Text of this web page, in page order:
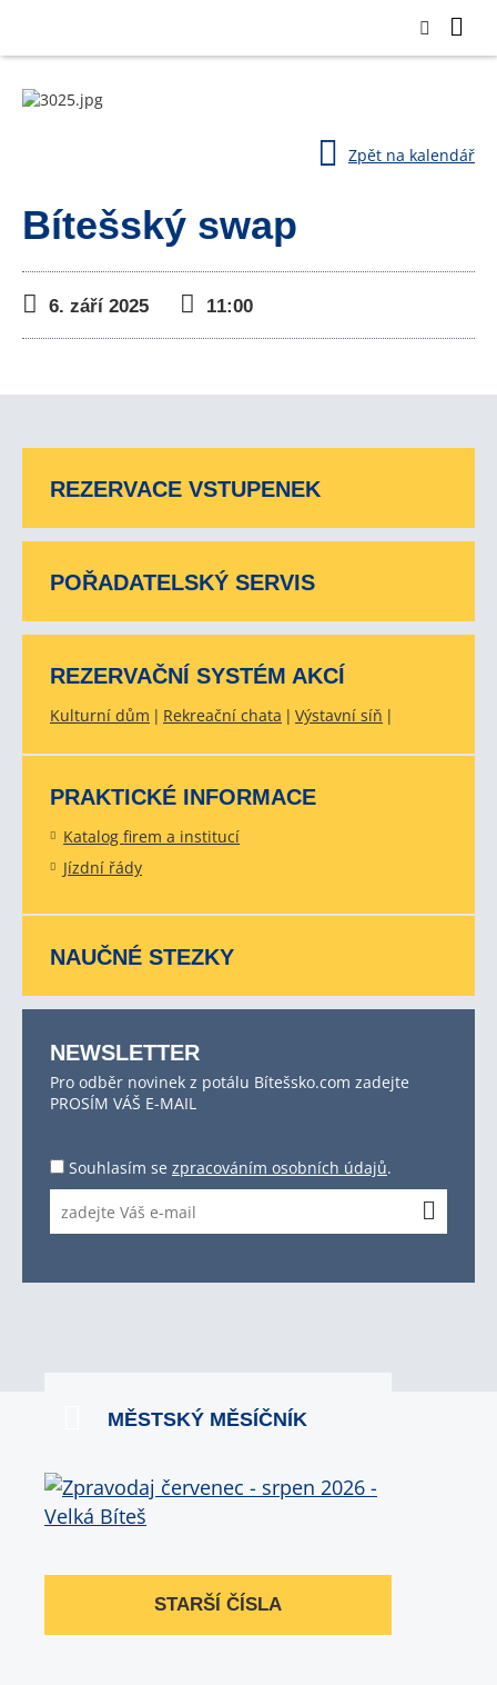
Zpět na kalendář
Bítešský swap
6. září 2025 11:00
REZERVACE VSTUPENEK
POŘADATELSKÝ SERVIS
REZERVAČNÍ SYSTÉM AKCÍ
Kulturní dům Rekreační chata Výstavní síň
PRAKTICKÉ INFORMACE
Katalog firem a institucí
Jízdní řády
NAUČNÉ STEZKY
NEWSLETTER
Pro odběr novinek z potálu Bítešsko.com zadejte
PROSÍM VÁŠ E-MAIL
Souhlasím se zpracováním osobních údajů.
MĚSTSKÝ MĚSÍČNÍK
STARŠÍ ČÍSLA